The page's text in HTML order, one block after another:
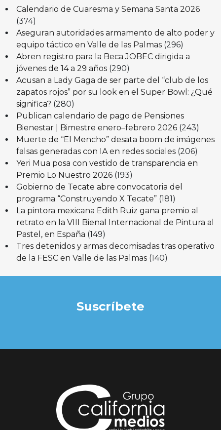
Calendario de Cuaresma y Semana Santa 2026
(374)
Aseguran autoridades armamento de alto poder y
equipo táctico en Valle de las Palmas (296)
Abren registro para la Beca JOBEC dirigida a
jóvenes de 14 a 29 años (290)
Acusan a Lady Gaga de ser parte del “club de los
zapatos rojos” por su look en el Super Bowl: ¿Qué
significa? (280)
Publican calendario de pago de Pensiones
Bienestar | Bimestre enero–febrero 2026 (243)
Muerte de “El Mencho” desata boom de imágenes
falsas generadas con IA en redes sociales (206)
Yeri Mua posa con vestido de transparencia en
Premio Lo Nuestro 2026 (193)
Gobierno de Tecate abre convocatoria del
programa “Construyendo X Tecate” (181)
La pintora mexicana Edith Ruiz gana premio al
retrato en la VIII Bienal Internacional de Pintura al
Pastel, en España (149)
Tres detenidos y armas decomisadas tras operativo
de la FESC en Valle de las Palmas (140)
Suscríbete